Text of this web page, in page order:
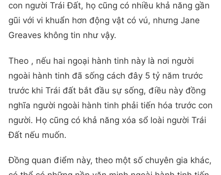
con người Trái Đất, họ cũng có nhiều khả năng gần
gũi với vi khuẩn hơn động vật có vú, nhưng Jane
Greaves không tin như vậy.
Theo , nếu hai ngoại hành tinh này là nơi người
ngoài hành tinh đã sống cách đây 5 tỷ năm trước
trước khi Trái đất bắt đầu sự sống, điều này đồng
nghĩa người ngoài hành tinh phải tiến hóa trước con
người. Họ cũng có khả năng xóa sổ loài người Trái
Đất nếu muốn.
Đồng quan điểm này, theo một số chuyên gia khác,